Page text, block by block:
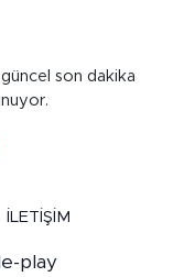
son dakika
İLETİŞİM